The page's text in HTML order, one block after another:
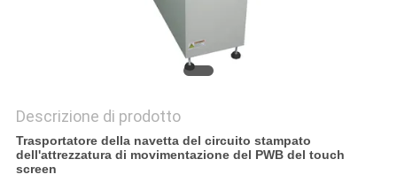
Descrizione di prodotto
Trasportatore della navetta del circuito stampato
dell'attrezzatura di movimentazione del PWB del touch
screen